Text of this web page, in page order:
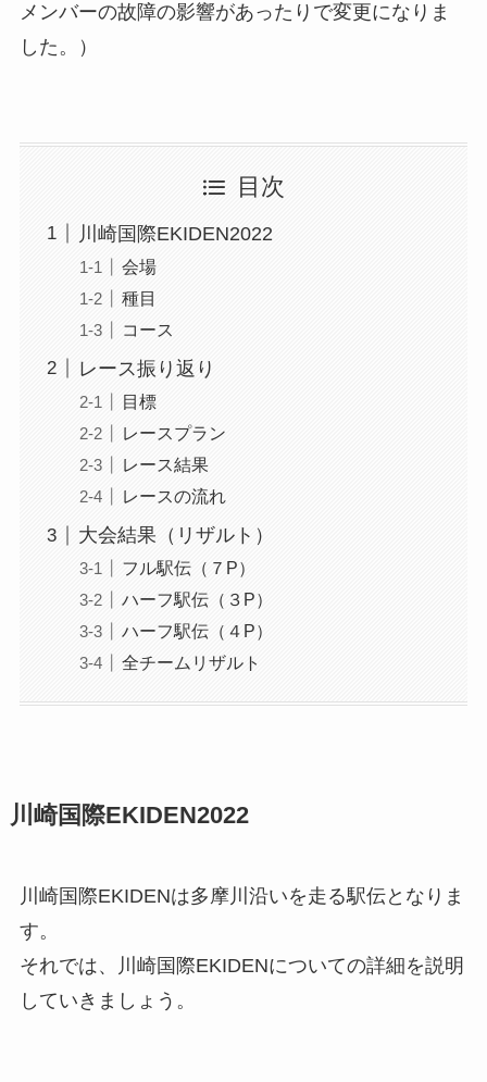
メンバーの故障の影響があったりで変更になりま
した。）
目次
川崎国際EKIDEN2022
会場
種目
コース
レース振り返り
目標
レースプラン
レース結果
レースの流れ
大会結果（リザルト）
フル駅伝（７P）
ハーフ駅伝（３P）
ハーフ駅伝（４P）
全チームリザルト
川崎国際EKIDEN2022
川崎国際EKIDENは多摩川沿いを走る駅伝となりま
す。
それでは、川崎国際EKIDENについての詳細を説明
していきましょう。